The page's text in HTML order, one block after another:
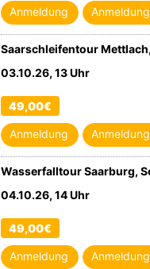
Anmeldung
Saarschleifentour
03.10.26, 13 Uhr
49,00€
Anmeldung
Wasserfalltour Saarburg,
04.10.26, 14 Uhr
49,00€
Anmeldung